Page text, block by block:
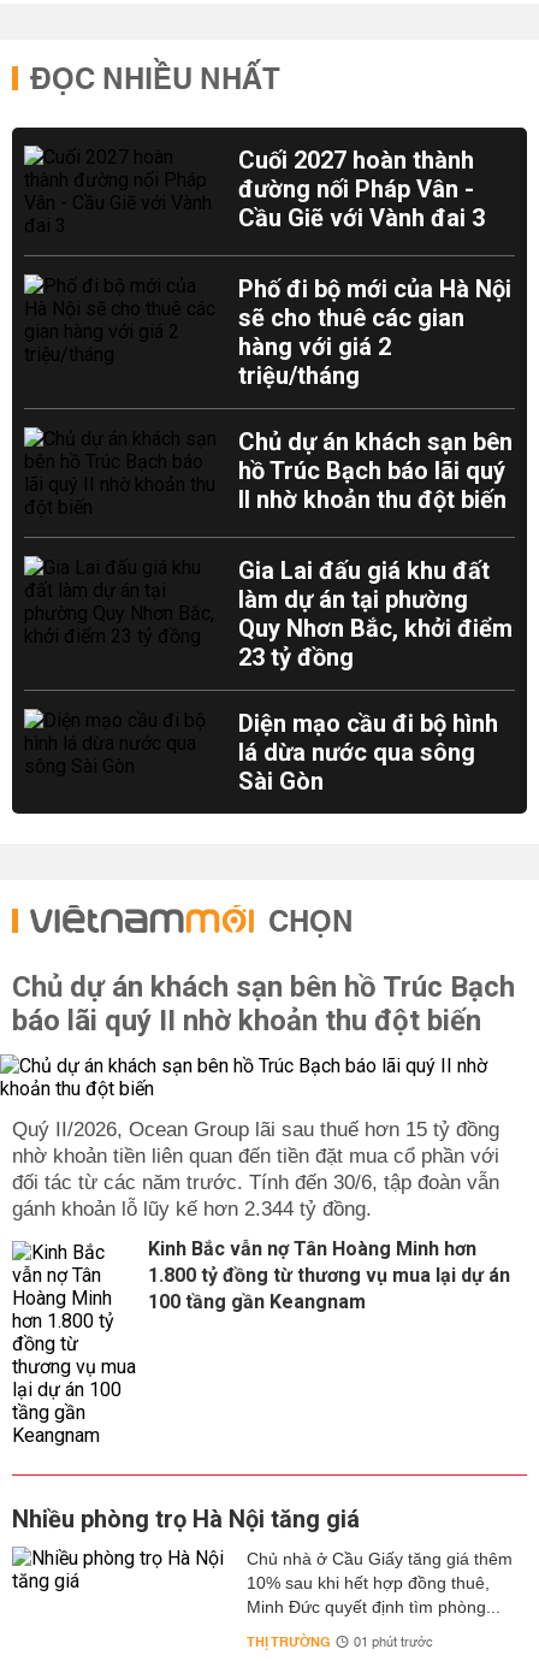
ĐỌC NHIỀU NHẤT
Cuối 2027 hoàn thành
đường nối Pháp Vân -
Cầu Giẽ với Vành đai 3
Phố đi bộ mới của Hà Nội
sẽ cho thuê các gian
hàng với giá 2
triệu/tháng
Chủ dự án khách sạn bên
hồ Trúc Bạch báo lãi quý
II nhờ khoản thu đột biến
Gia Lai đấu giá khu đất
làm dự án tại phường
Quy Nhơn Bắc, khởi điểm
23 tỷ đồng
Diện mạo cầu đi bộ hình
lá dừa nước qua sông
Sài Gòn
CHỌN
Chủ dự án khách sạn bên hồ Trúc Bạch
báo lãi quý II nhờ khoản thu đột biến
Quý II/2026, Ocean Group lãi sau thuế hơn 15 tỷ đồng
nhờ khoản tiền liên quan đến tiền đặt mua cổ phần với
đối tác từ các năm trước. Tính đến 30/6, tập đoàn vẫn
gánh khoản lỗ lũy kế hơn 2.344 tỷ đồng.
Kinh Bắc vẫn nợ Tân Hoàng Minh hơn
1.800 tỷ đồng từ thương vụ mua lại dự án
100 tầng gần Keangnam
Nhiều phòng trọ Hà Nội tăng giá
Chủ nhà ở Cầu Giấy tăng giá thêm
10% sau khi hết hợp đồng thuê,
Minh Đức quyết định tìm phòng...
THỊ TRƯỜNG 01 phút trước